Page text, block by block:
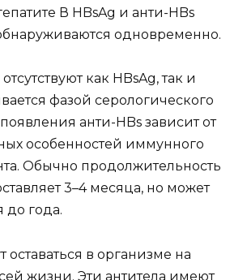
В HBsAg и анти-HBs
одновременно.
как HBsAg, так и
фазой серологического
анти-HBs зависит от
особенностей иммунного
Обычно продолжительность
3–4 месяца, но может
до года.
оставаться в организме на
жизни. Эти антитела имеют